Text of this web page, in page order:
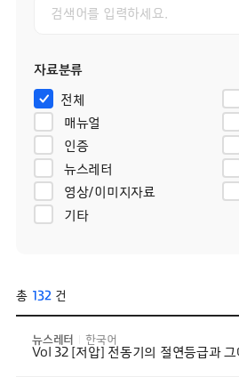
자료분류
전체
매뉴얼
인증
뉴스레터
영상/이미지자료
기타
총 132건
뉴스레터 한국어